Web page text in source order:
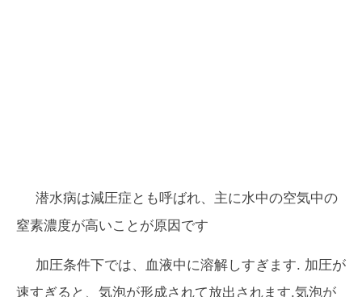
潜水病は減圧症とも呼ばれ、主に水中の空気中の
窒素濃度が高いことが原因です
加圧条件下では、血液中に溶解しすぎます. 加圧が
速すぎると、気泡が形成されて放出されます.気泡が